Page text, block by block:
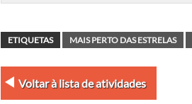
ETIQUETAS MAIS PERTO DAS ESTRELAS
Voltar à lista de atividades